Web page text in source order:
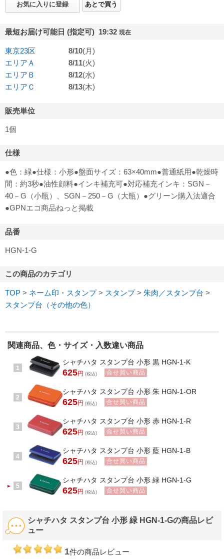
お気に入りに登録 あとで買う
最短お届け可能日 (指定可) 19:32 現在
東京23区 8/10(月)
エリアＡ
8/11(火)
エリアＢ
8/12(水)
エリアＣ
8/13(木)
販売単位
1個
仕様
●色：緑●仕様：小形●盤面サイズ：63×40mm●普通紙用●乾燥時
間：約3秒●油性顔料●インキ補充可●対応補充インキ：SGN－
40－G（小瓶）、SGN－250－G（大瓶）●グリーン購入法適合
●GPNエコ商品ねっと掲載
品番
HGN-1-G
この商品のカテゴリ
TOP > ネーム印・スタンプ > スタンプ > 朱肉／スタンプ台 >
スタンプ台（その他の色）
関連商品、色・サイズ・入数違い商品
1
シャチハタ スタンプ台 小形 黒 HGN-1-K
625円 (税込) 合せ買い商品
2
シャチハタ スタンプ台 小形 朱 HGN-1-OR
625円 (税込) 合せ買い商品
3
シャチハタ スタンプ台 小形 赤 HGN-1-R
625円 (税込) 合せ買い商品
4
シャチハタ スタンプ台 小形 藍 HGN-1-B
625円 (税込) 合せ買い商品
5
シャチハタ スタンプ台 小形 緑 HGN-1-G
625円 (税込) 合せ買い商品
シャチハタ スタンプ台 小形 緑 HGN-1-Gの商品レビ
ュー
1件の商品レビュー